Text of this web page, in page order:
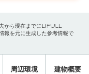
から現在までにLIFULL
報を元に生成した参考情報で
周辺環境 建物概要